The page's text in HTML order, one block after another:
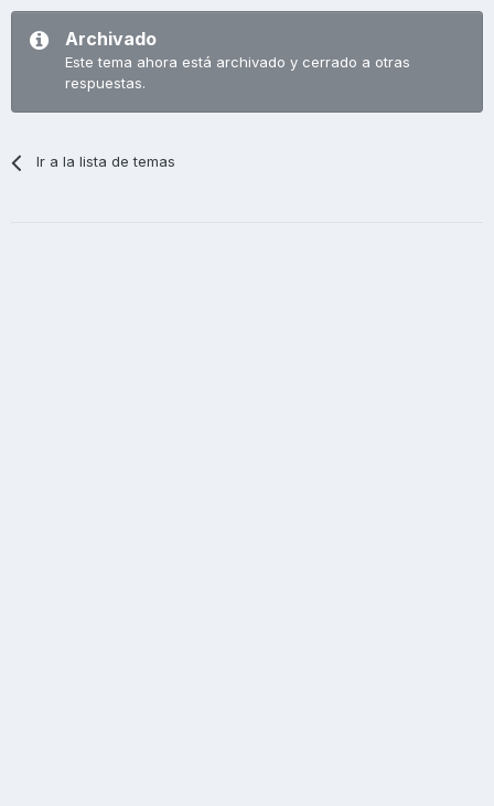
Archivado
Este tema ahora está archivado y cerrado a otras
respuestas.
Ir a la lista de temas